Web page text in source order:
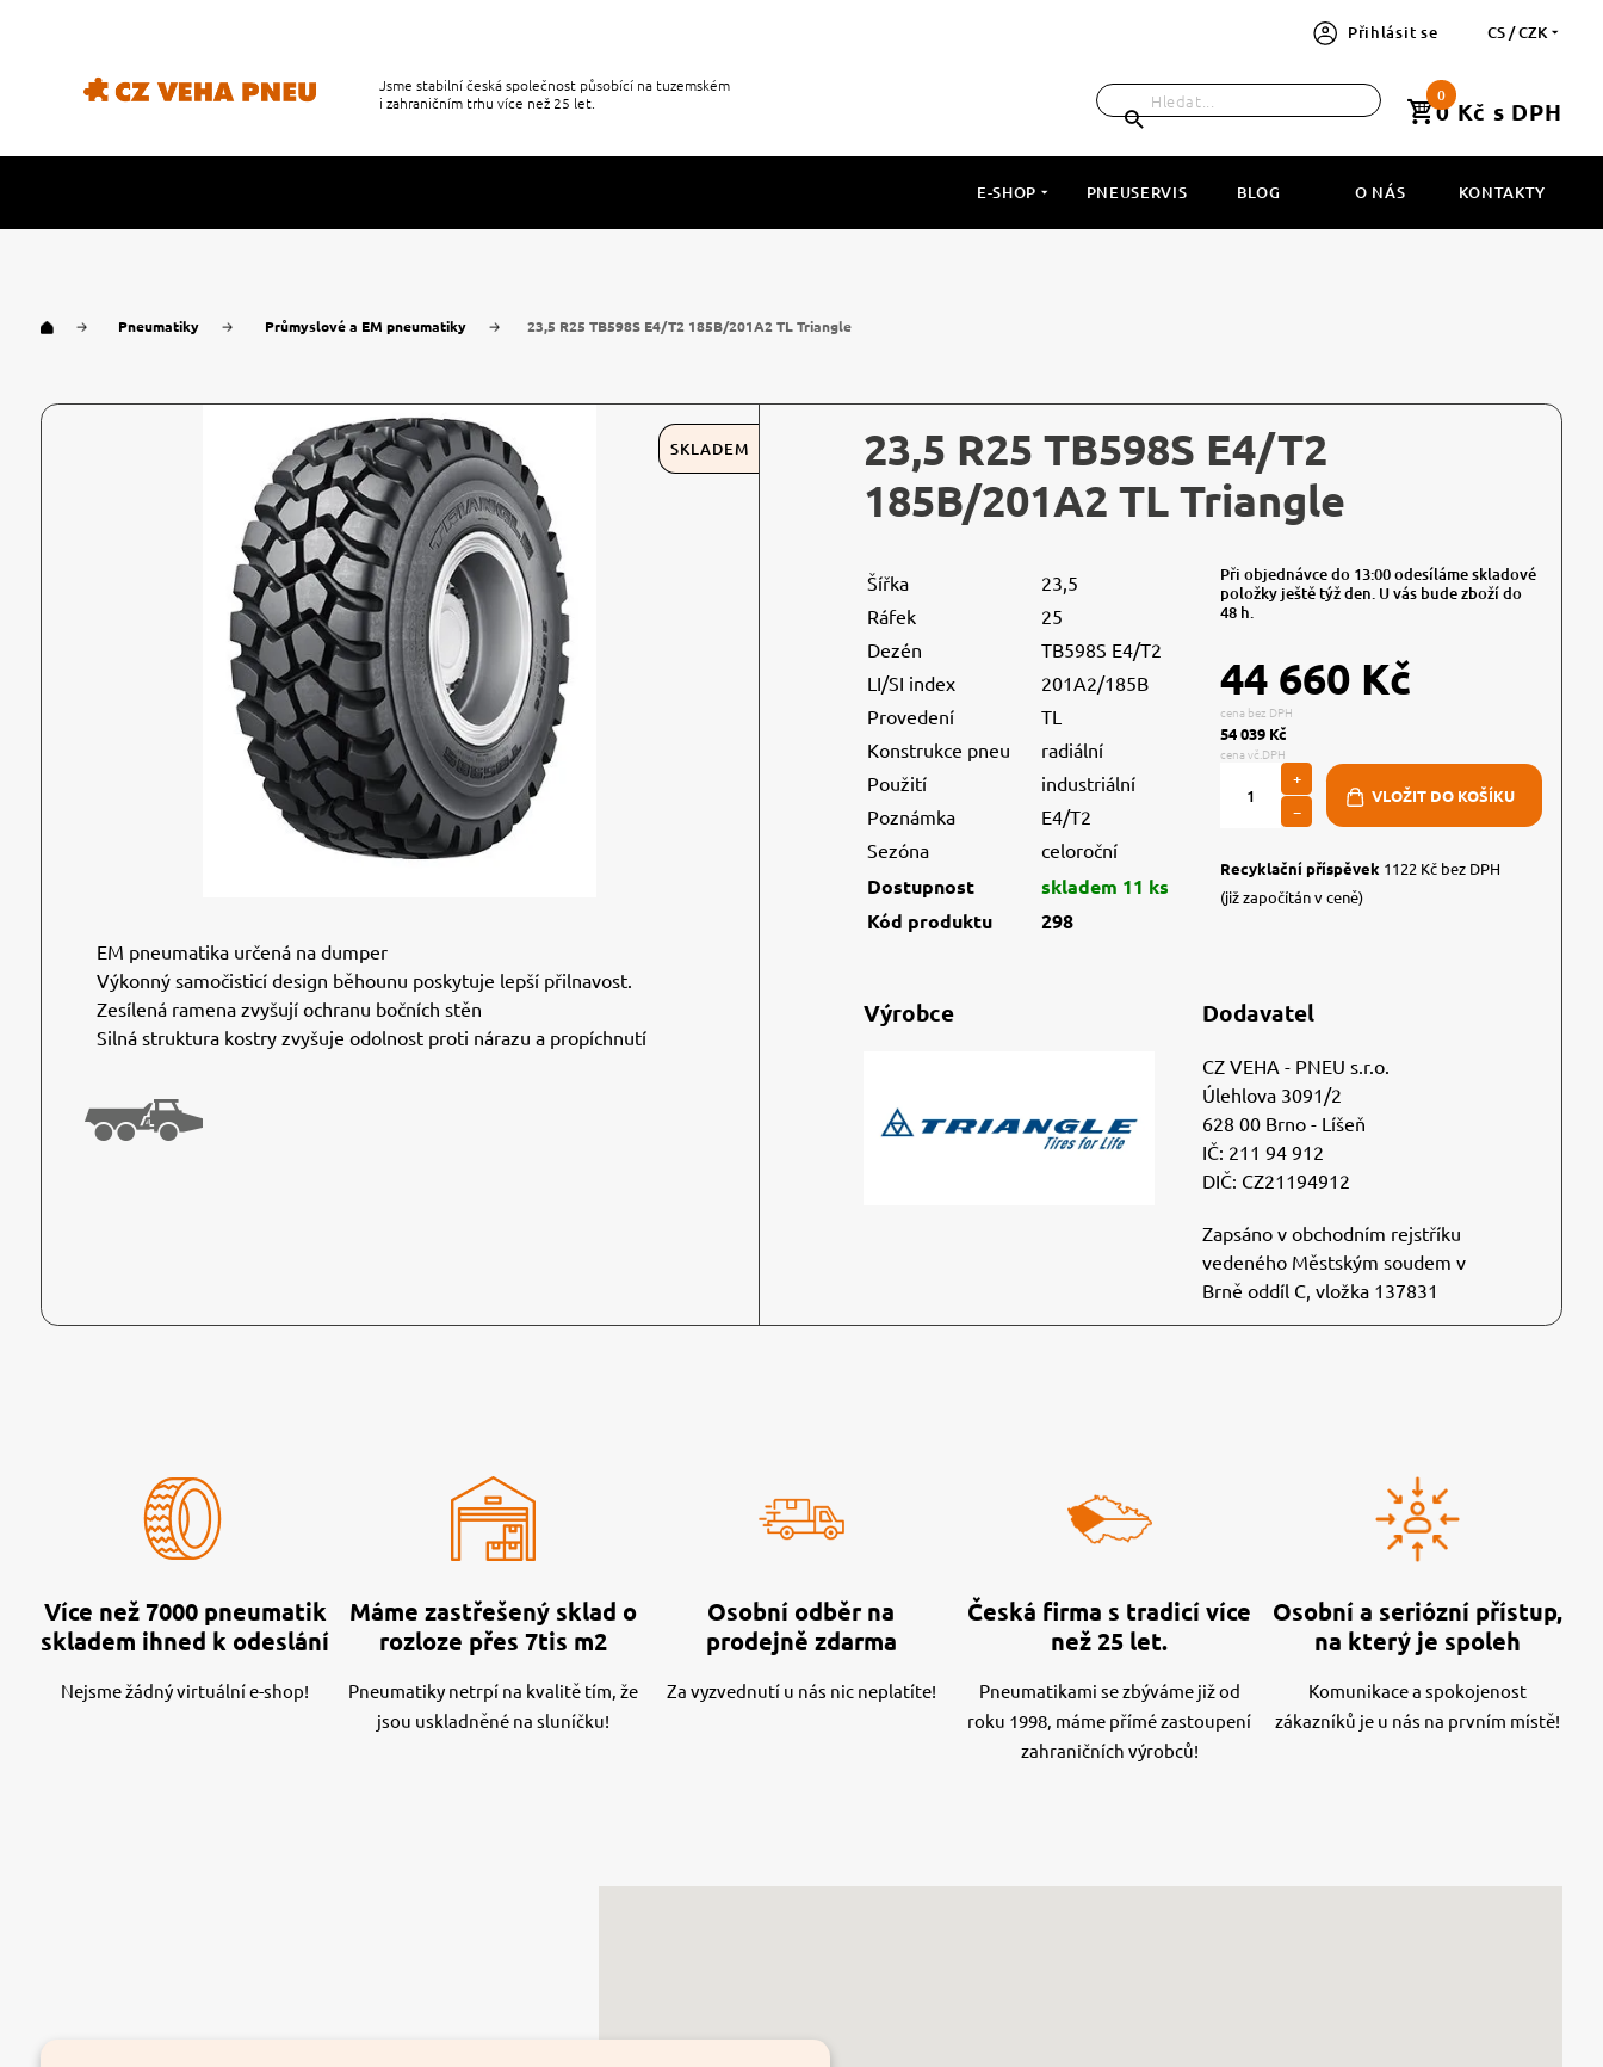
Přihlásit se CS / CZK
Jsme stabilní česká společnost působící na tuzemském
i zahraničním trhu více než 25 let.
0
0 Kč s DPH
E-SHOP PNEUSERVIS BLOG O NÁS KONTAKTY
Pneumatiky Průmyslové a EM pneumatiky 23,5 R25 TB598S E4/T2 185B/201A2 TL Triangle
SKLADEM
EM pneumatika určená na dumper
Výkonný samočisticí design běhounu poskytuje lepší přilnavost.
Zesílená ramena zvyšují ochranu bočních stěn
Silná struktura kostry zvyšuje odolnost proti nárazu a propíchnutí
23,5 R25 TB598S E4/T2
185B/201A2 TL Triangle
Šířka
23,5
Ráfek
25
Dezén
TB598S E4/T2
LI/SI index
201A2/185B
Provedení
TL
Konstrukce pneu
radiální
Použití
industriální
Poznámka
E4/T2
Sezóna
celoroční
Dostupnost
skladem 11 ks
Kód produktu
298
Při objednávce do 13:00 odesíláme skladové
položky ještě týž den. U vás bude zboží do
48 h.
44 660 Kč
cena bez DPH
54 039 Kč
cena vč.DPH
+
−
Recyklační příspěvek 1122 Kč bez DPH
(již započítán v ceně)
Výrobce Dodavatel
CZ VEHA - PNEU s.r.o.
Úlehlova 3091/2
628 00 Brno - Líšeň
IČ: 211 94 912
DIČ: CZ21194912
Zapsáno v obchodním rejstříku
vedeného Městským soudem v
Brně oddíl C, vložka 137831
Více než 7000 pneumatik
skladem ihned k odeslání
Nejsme žádný virtuální e-shop!
Máme zastřešený sklad o
rozloze přes 7tis m2
Pneumatiky netrpí na kvalitě tím, že
jsou uskladněné na sluníčku!
Osobní odběr na
prodejně zdarma
Za vyzvednutí u nás nic neplatíte!
Česká firma s tradicí více
než 25 let.
Pneumatikami se zbýváme již od
roku 1998, máme přímé zastoupení
zahraničních výrobců!
Osobní a seriózní přístup,
na který je spoleh
Komunikace a spokojenost
zákazníků je u nás na prvním místě!